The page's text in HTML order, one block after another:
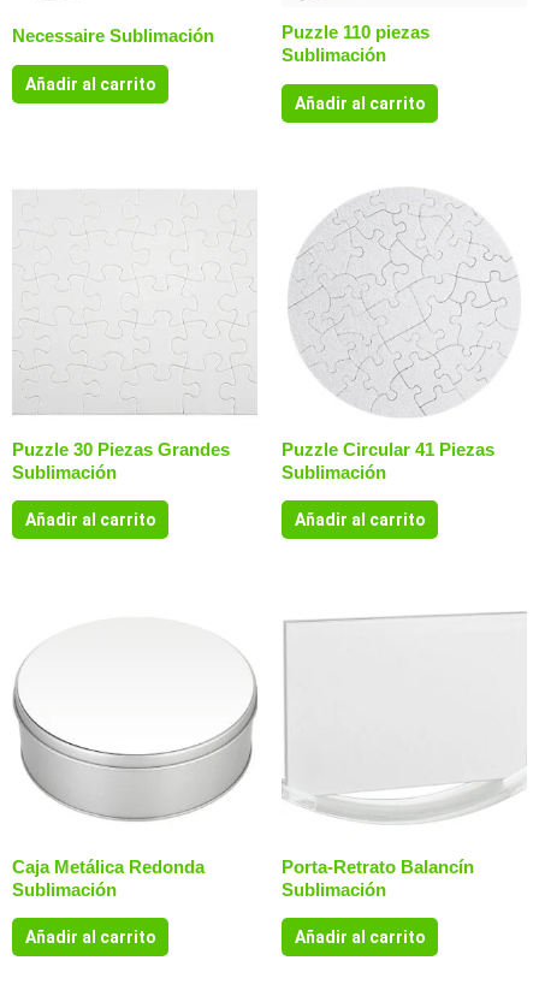
Necessaire Sublimación
Añadir al carrito
Puzzle 110 piezas
Sublimación
Añadir al carrito
Puzzle 30 Piezas Grandes
Sublimación
Añadir al carrito
Puzzle Circular 41 Piezas
Sublimación
Añadir al carrito
Caja Metálica Redonda
Sublimación
Añadir al carrito
Porta-Retrato Balancín
Sublimación
Añadir al carrito